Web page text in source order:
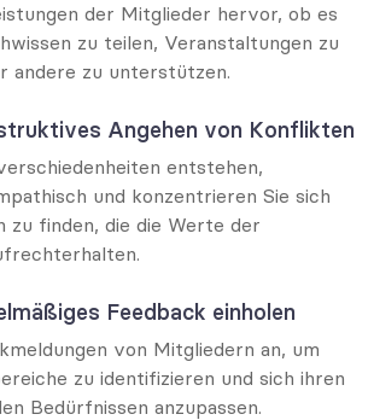
der Mitglieder hervor, ob es
zu teilen, Veranstaltungen zu
andere zu unterstützen.
Angehen von Konflikten
entstehen,
und konzentrieren Sie sich
zu finden, die die Werte der
Feedback einholen
von Mitgliedern an, um
zu identifizieren und sich ihren
Bedürfnissen anzupassen.